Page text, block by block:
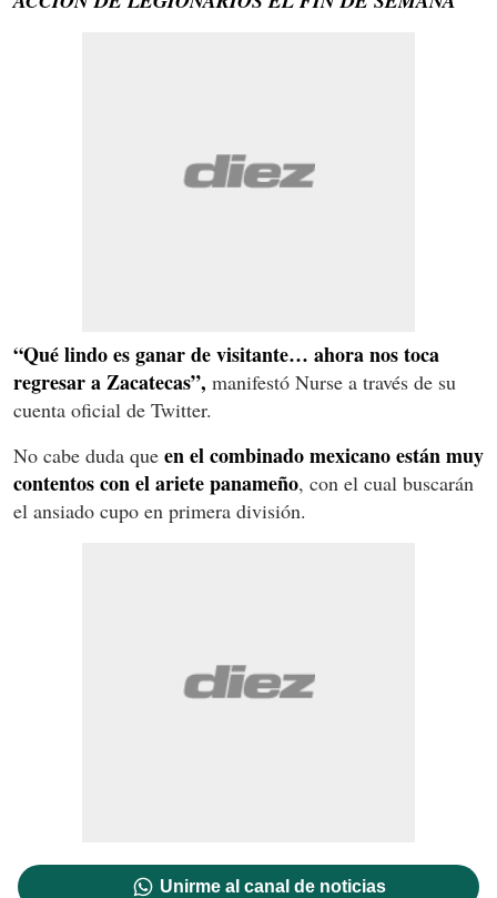
“Qué lindo es ganar de visitante… ahora nos toca
regresar a Zacatecas”, manifestó Nurse a través de su
cuenta oficial de Twitter.
No cabe duda que en el combinado mexicano están muy
contentos con el ariete panameño, con el cual buscarán
el ansiado cupo en primera división.
Unirme al canal de noticias